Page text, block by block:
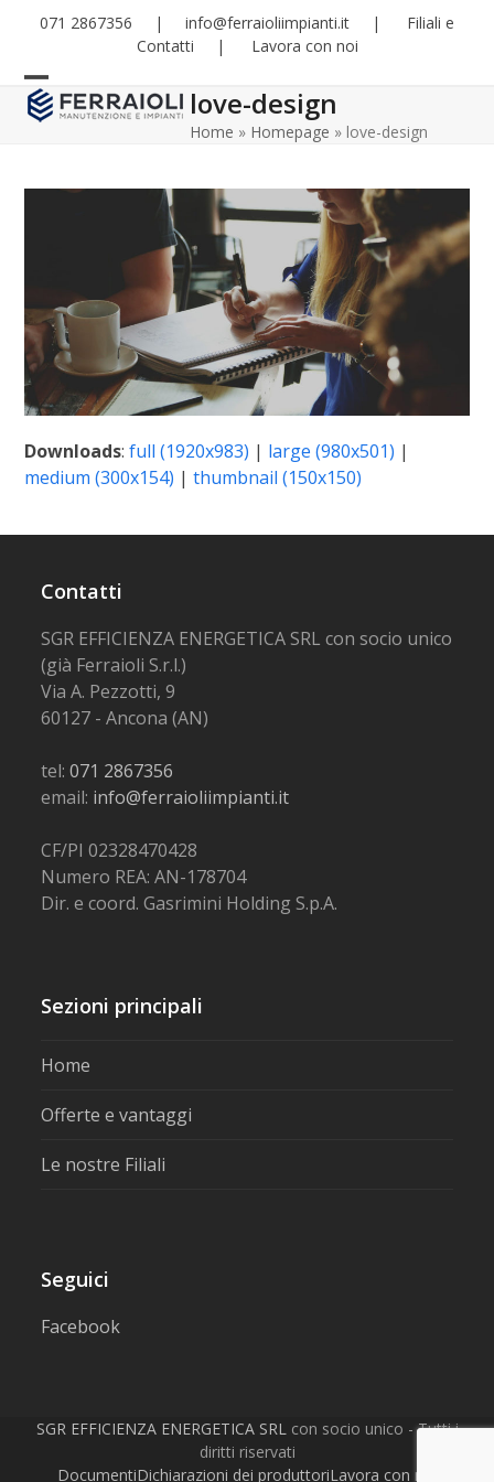
071 2867356 | info@ferraioliimpianti.it |
Filiali e
Contatti
| Lavora con noi
Open
Close
love-design
Home » Homepage » love-design
Downloads:full (1920x983) | large (980x501) |
medium (300x154) |thumbnail (150x150)
Contatti
SGR EFFICIENZA ENERGETICA SRL con socio unico
(già Ferraioli S.r.l.)
Via A. Pezzotti, 9
60127 - Ancona (AN)
tel:071 2867356
email: info@ferraioliimpianti.it
CF/PI 02328470428
Numero REA: AN-178704
Dir. e coord. Gasrimini Holding S.p.A.
Sezioni principali
Home
Offerte e vantaggi
Le nostre Filiali
Seguici
Facebook
SGR EFFICIENZA ENERGETICA SRLcon socio unico - Tutti i
diritti riservati
DocumentiDichiarazioni dei produttoriLavora con noi